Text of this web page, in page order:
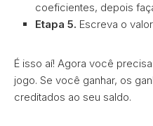
coeficientes, depois
Etapa 5. Escreva o
É isso aí! Agora você
jogo. Se você ganhar, os
creditados ao seu saldo.